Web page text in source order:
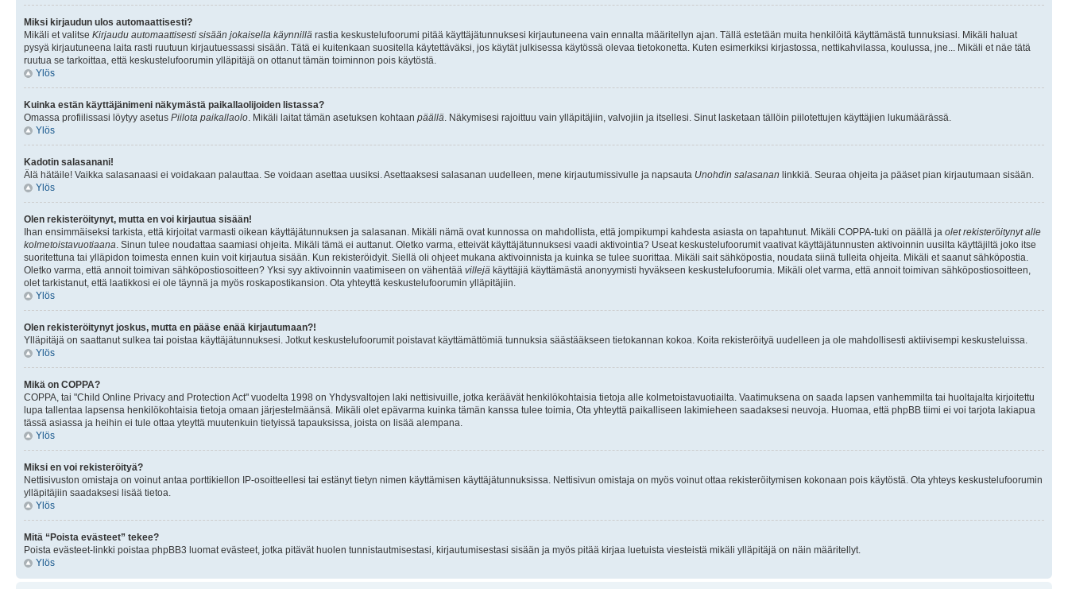
Miksi kirjaudun ulos automaattisesti?
Mikäli et valitse Kirjaudu automaattisesti sisään jokaisella käynnillä rastia keskustelufoorumi pitää käyttäjätunnuksesi kirjautuneena vain ennalta määritellyn ajan. Tällä estetään muita henkilöitä käyttämästä tunnuksiasi. Mikäli haluat
pysyä kirjautuneena laita rasti ruutuun kirjautuessassi sisään. Tätä ei kuitenkaan suositella käytettäväksi, jos käytät julkisessa käytössä olevaa tietokonetta. Kuten esimerkiksi kirjastossa, nettikahvilassa, koulussa, jne... Mikäli et näe tätä
ruutua se tarkoittaa, että keskustelufoorumin ylläpitäjä on ottanut tämän toiminnon pois käytöstä.
Ylös
Kuinka estän käyttäjänimeni näkymästä paikallaolijoiden listassa?
Omassa profiilissasi löytyy asetus Piilota paikallaolo . Mikäli laitat tämän asetuksen kohtaan päällä . Näkymisesi rajoittuu vain ylläpitäjiin, valvojiin ja itsellesi. Sinut lasketaan tällöin piilotettujen käyttäjien lukumäärässä.
Ylös
Kadotin salasanani!
Älä hätäile! Vaikka salasanaasi ei voidakaan palauttaa. Se voidaan asettaa uusiksi. Asettaaksesi salasanan uudelleen, mene kirjautumissivulle ja napsauta Unohdin salasanan linkkiä. Seuraa ohjeita ja pääset pian kirjautumaan sisään.
Ylös
Olen rekisteröitynyt, mutta en voi kirjautua sisään!
Ihan ensimmäiseksi tarkista, että kirjoitat varmasti oikean käyttäjätunnuksen ja salasanan. Mikäli nämä ovat kunnossa on mahdollista, että jompikumpi kahdesta asiasta on tapahtunut. Mikäli COPPA-tuki on päällä ja olet rekisteröitynyt alle
kolmetoistavuotiaana . Sinun tulee noudattaa saamiasi ohjeita. Mikäli tämä ei auttanut. Oletko varma, etteivät käyttäjätunnuksesi vaadi aktivointia? Useat keskustelufoorumit vaativat käyttäjätunnusten aktivoinnin uusilta käyttäjiltä joko itse
suoritettuna tai ylläpidon toimesta ennen kuin voit kirjautua sisään. Kun rekisteröidyit. Siellä oli ohjeet mukana aktivoinnista ja kuinka se tulee suorittaa. Mikäli sait sähköpostia, noudata siinä tulleita ohjeita. Mikäli et saanut sähköpostia.
Oletko varma, että annoit toimivan sähköpostiosoitteen? Yksi syy aktivoinnin vaatimiseen on vähentää villejä käyttäjiä käyttämästä anonyymisti hyväkseen keskustelufoorumia. Mikäli olet varma, että annoit toimivan sähköpostiosoitteen,
olet tarkistanut, että laatikkosi ei ole täynnä ja myös roskapostikansion. Ota yhteyttä keskustelufoorumin ylläpitäjiin.
Ylös
Olen rekisteröitynyt joskus, mutta en pääse enää kirjautumaan?!
Ylläpitäjä on saattanut sulkea tai poistaa käyttäjätunnuksesi. Jotkut keskustelufoorumit poistavat käyttämättömiä tunnuksia säästääkseen tietokannan kokoa. Koita rekisteröityä uudelleen ja ole mahdollisesti aktiivisempi keskusteluissa.
Ylös
Mikä on COPPA?
COPPA, tai "Child Online Privacy and Protection Act" vuodelta 1998 on Yhdysvaltojen laki nettisivuille, jotka keräävät henkilökohtaisia tietoja alle kolmetoistavuotiailta. Vaatimuksena on saada lapsen vanhemmilta tai huoltajalta kirjoitettu
lupa tallentaa lapsensa henkilökohtaisia tietoja omaan järjestelmäänsä. Mikäli olet epävarma kuinka tämän kanssa tulee toimia, Ota yhteyttä paikalliseen lakimieheen saadaksesi neuvoja. Huomaa, että phpBB tiimi ei voi tarjota lakiapua
tässä asiassa ja heihin ei tule ottaa yteyttä muutenkuin tietyissä tapauksissa, joista on lisää alempana.
Ylös
Miksi en voi rekisteröityä?
Nettisivuston omistaja on voinut antaa porttikiellon IP-osoitteellesi tai estänyt tietyn nimen käyttämisen käyttäjätunnuksissa. Nettisivun omistaja on myös voinut ottaa rekisteröitymisen kokonaan pois käytöstä. Ota yhteys keskustelufoorumin
ylläpitäjiin saadaksesi lisää tietoa.
Ylös
Mitä “Poista evästeet” tekee?
Poista evästeet-linkki poistaa phpBB3 luomat evästeet, jotka pitävät huolen tunnistautmisestasi, kirjautumisestasi sisään ja myös pitää kirjaa luetuista viesteistä mikäli ylläpitäjä on näin määritellyt.
Ylös